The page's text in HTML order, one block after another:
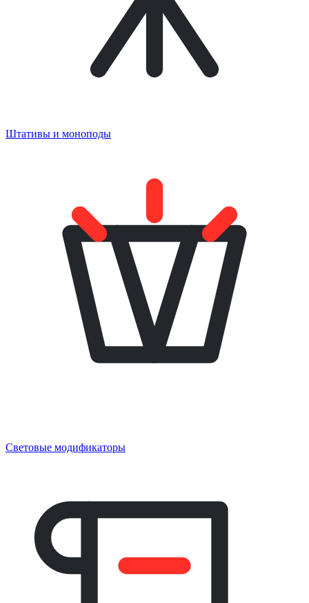
Штативы и моноподы
Световые модификаторы